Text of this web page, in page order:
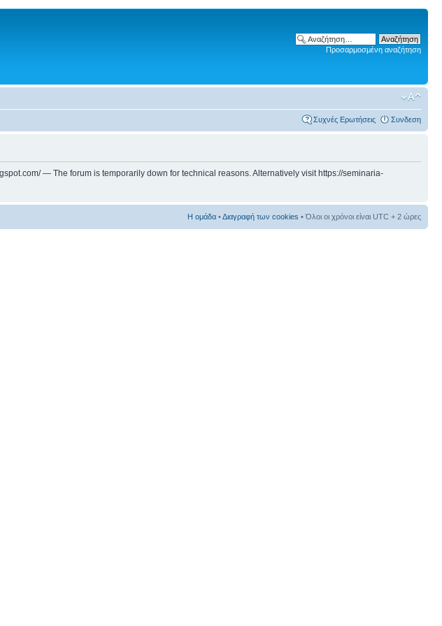
Προσαρμοσμένη αναζήτηση
Συχνές Ερωτήσεις Συνδεση
— The forum is temporarily down for technical reasons. Alternatively visit https://seminaria-
Η ομάδα •Διαγραφή των cookies • Όλοι οι χρόνοι είναι UTC + 2 ώρες